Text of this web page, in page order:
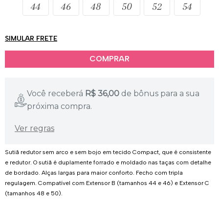
44 46 48 50 52 54
SIMULAR FRETE
Você receberá R$36,00 de bônus para a sua
próxima compra.
Ver regras
Sutiã redutor sem arco e sem bojo em tecido Compact, que é consistente
e redutor. O sutiã é duplamente forrado e moldado nas taças com detalhe
de bordado. Alças largas para maior conforto. Fecho com tripla
regulagem. Compatível com Extensor B (tamanhos 44 e 46) e Extensor C
(tamanhos 48 e 50).